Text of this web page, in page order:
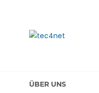
ÜBER UNS